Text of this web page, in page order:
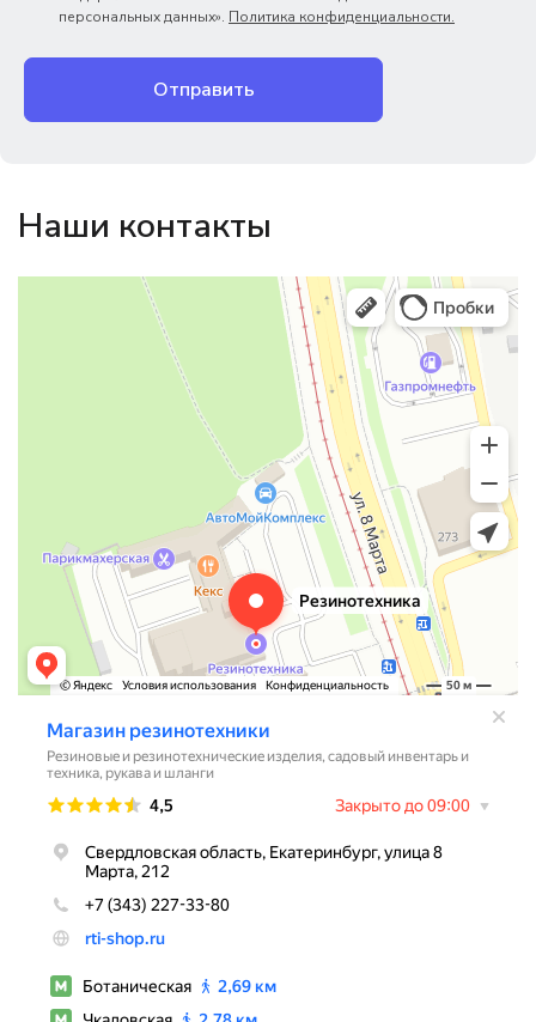
персональных данных». Политика конфиденциальности.
Отправить
Наши контакты
Магазин резинотехники
Резиновые и резинотехнические изделия в Екатеринбурге
Садовый инвентарь и техника в Екатеринбурге